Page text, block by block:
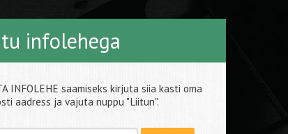
infolehega
INFOLEHE saamiseks kirjuta siia kasti oma
aadress ja vajuta nuppu "Liitun".